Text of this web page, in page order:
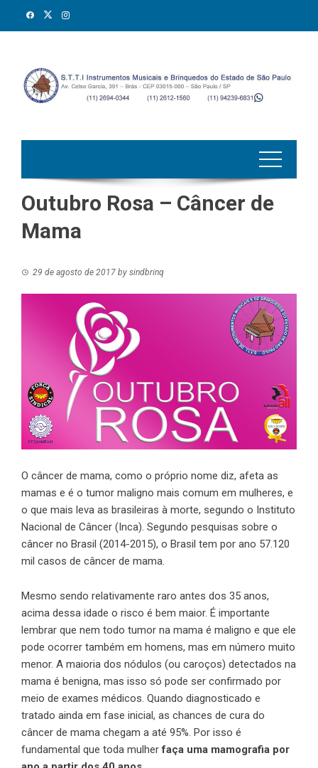
Outubro Rosa – Câncer de
Mama
29 de agosto de 2017 by sindbrinq
O câncer de mama, como o próprio nome diz, afeta as
mamas e é o tumor maligno mais comum em mulheres, e
o que mais leva as brasileiras à morte, segundo o Instituto
Nacional de Câncer (Inca). Segundo pesquisas sobre o
câncer no Brasil (2014-2015), o Brasil tem por ano 57.120
mil casos de câncer de mama.
Mesmo sendo relativamente raro antes dos 35 anos,
acima dessa idade o risco é bem maior. É importante
lembrar que nem todo tumor na mama é maligno e que ele
pode ocorrer também em homens, mas em número muito
menor. A maioria dos nódulos (ou caroços) detectados na
mama é benigna, mas isso só pode ser confirmado por
meio de exames médicos. Quando diagnosticado e
tratado ainda em fase inicial, as chances de cura do
câncer de mama chegam a até 95%. Por isso é
fundamental que toda mulherfaça uma mamografia por